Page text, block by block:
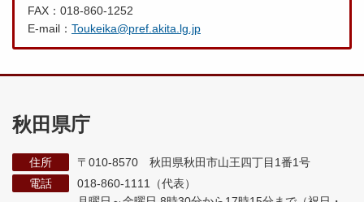
FAX：018-860-1252
E-mail： Toukeika@pref.akita.lg.jp
秋田県庁
住所
〒010-8570 秋田県秋田市山王四丁目1番1号
電話
018-860-1111（代表）